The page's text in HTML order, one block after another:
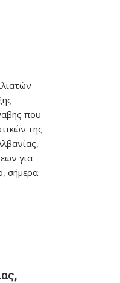
που
της
για
σήμερα